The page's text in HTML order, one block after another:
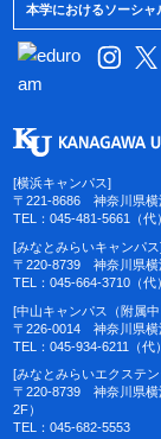
本学におけるソーシャ
[横浜キャンパス]
〒221-8686 神奈川県横
TEL：045-481-5661（代
[みなとみらいキャンパ
〒220-8739 神奈川県横
TEL：045-664-3710（代
[中山キャンパス（附属
〒226-0014 神奈川県横
TEL：045-934-6211（代）
[みなとみらいエクステ
〒220-8739 神奈川県横
2F）
TEL：045-682-5553